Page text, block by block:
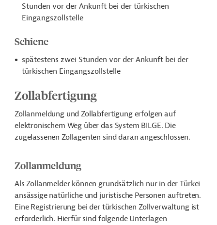
Stunden vor der Ankunft bei der türkischen
Eingangszollstelle
Schiene
spätestens zwei Stunden vor der Ankunft bei der
türkischen Eingangszollstelle
Zollabfertigung
Zollanmeldung und Zollabfertigung erfolgen auf
elektronischem Weg über das System BILGE. Die
zugelassenen Zollagenten sind daran angeschlossen.
Zollanmeldung
Als Zollanmelder können grundsätzlich nur in der Türkei
ansässige natürliche und juristische Personen auftreten.
Eine Registrierung bei der türkischen Zollverwaltung ist
erforderlich. Hierfür sind folgende Unterlagen